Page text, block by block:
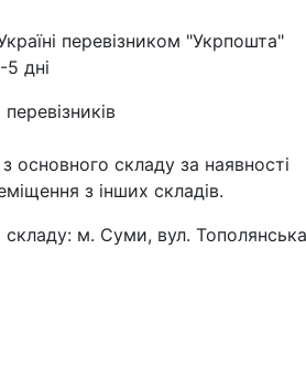
перевізником "Укрпошта"
дні
основного складу за наявності
з інших складів.
м. Суми, вул.